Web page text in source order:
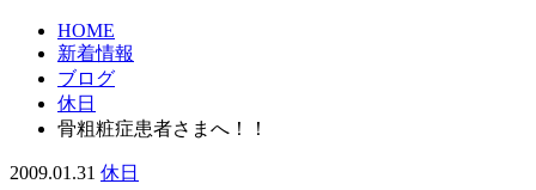
HOME
新着情報
ブログ
休日
骨粗粧症患者さまへ！！
2009.01.31 休日